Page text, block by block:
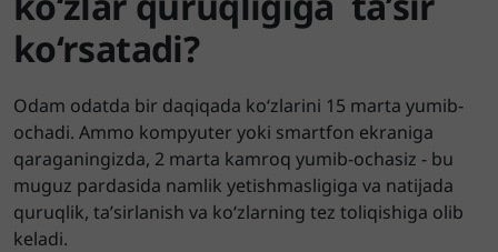
ko‘rsatadi?
Odam odatda bir daqiqada ko‘zlarini 15 marta yumib-
ochadi. Ammo kompyuter yoki smartfon ekraniga
qaraganingizda, 2 marta kamroq yumib-ochasiz - bu
muguz pardasida namlik yetishmasligiga va natijada
quruqlik, ta’sirlanish va ko‘zlarning tez toliqishiga olib
keladi.